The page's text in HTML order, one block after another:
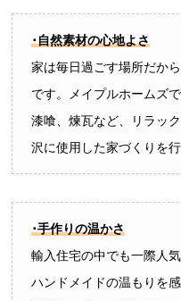
･自然素材の心地よさ
家は毎日過ごす場所だか
です。メイプルホームズ
漆喰、煉瓦など、リラッ
沢に使用した家づくりを行
･手作りの温かさ
輸入住宅の中でも一際人
ハンドメイドの温もりを